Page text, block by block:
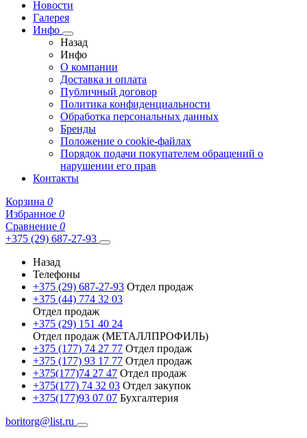
Новости
Галерея
Инфо
Назад
Инфо
О компании
Доставка и оплата
Публичный договор
Политика конфиденциальности
Обработка персональных данных
Бренды
Положение о cookie-файлах
Порядок подачи покупателем обращений о
нарушении его прав
Контакты
Корзина 0
Избранное 0
Сравнение 0
+375 (29) 687-27-93
Назад
Телефоны
+375 (29) 687-27-93 Отдел продаж
+375 (44) 774 32 03
Отдел продаж
+375 (29) 151 40 24
Отдел продаж (МЕТАЛЛПРОФИЛЬ)
+375 (177) 74 27 77 Отдел продаж
+375 (177) 93 17 77 Отдел продаж
+375(177)74 27 47 Отдел продаж
+375(177) 74 32 03 Отдел закупок
+375(177)93 07 07 Бухгалтерия
boritorg@list.ru